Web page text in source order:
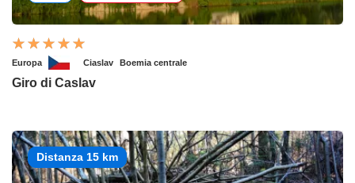
Europa Ciaslav Boemia centrale
Giro di Caslav
Distanza 15 km